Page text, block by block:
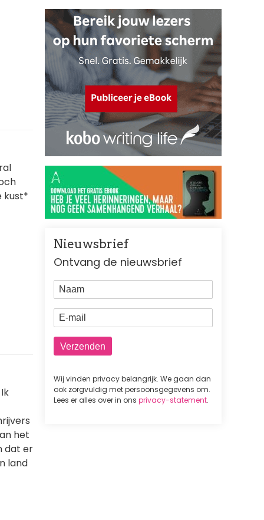
kust*
het
dat er
land
Nieuwsbrief
Ontvang de nieuwsbrief
Naam
E-mail
Wij vinden privacy belangrijk. We gaan dan
ook zorgvuldig met persoonsgegevens om.
Lees er alles over in ons privacy-statement.